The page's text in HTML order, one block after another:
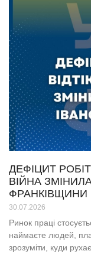
ДЕФІЦИТ
ВІЙНА
ФРАНКІВЩИНИ
30.07.2026
Ринок праці
наймаєте людей,
зрозуміти, куди